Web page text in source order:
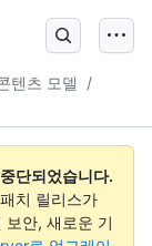
텐츠 모델
/
단되었습니다.
치 릴리스가
보안, 새로운 기